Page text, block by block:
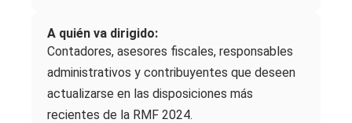
A quién va dirigido:
Contadores, asesores fiscales, responsables
administrativos y contribuyentes que deseen
actualizarse en las disposiciones más
recientes de la RMF 2024.